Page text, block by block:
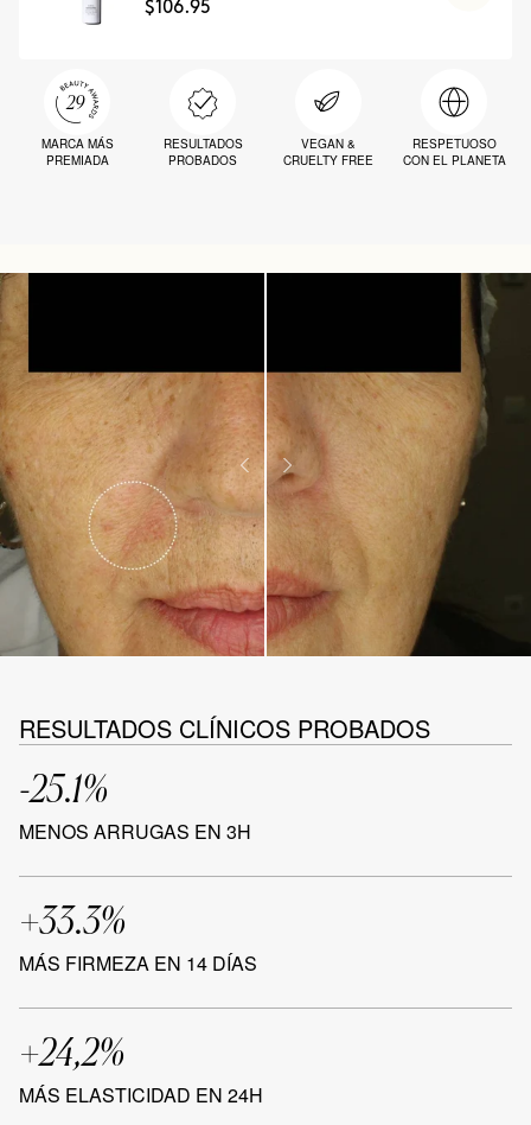
$106.95
MARCA MÁS
PREMIADA
RESULTADOS
PROBADOS
VEGAN &
CRUELTY FREE
RESPETUOSO
CON EL PLANETA
RESULTADOS CLÍNICOS PROBADOS
-25.1%
MENOS ARRUGAS EN 3H
+33.3%
MÁS FIRMEZA EN 14 DÍAS
+24,2%
MÁS ELASTICIDAD EN 24H